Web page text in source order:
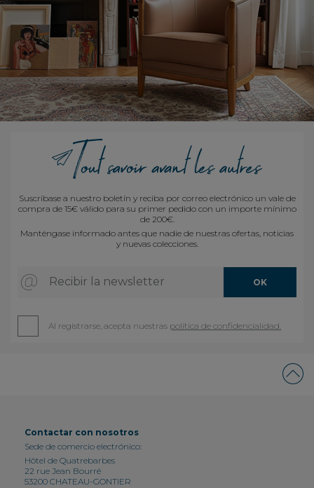
Suscríbase a nuestro boletín y reciba por correo electrónico un vale de
compra de 15€ válido para su primer pedido con un importe mínimo
de 200€.
Manténgase informado antes que nadie de nuestras ofertas, noticias
y nuevas colecciones.
Recibir la newsletter OK
Al registrarse, acepta nuestras política de confidencialidad.
Contactar con nosotros
Sede de comercio electrónico:
Hôtel de Quatrebarbes
22 rue Jean Bourré
53200 CHATEAU-GONTIER